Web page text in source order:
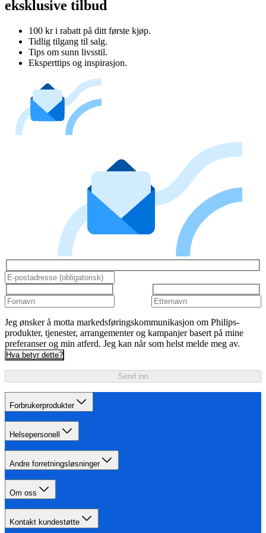
eksklusive tilbud
100 kr i rabatt på ditt første kjøp.
Tidlig tilgang til salg.
Tips om sunn livsstil.
Eksperttips og inspirasjon.
Jeg ønsker å motta markedsføringskommunikasjon om Philips-
produkter, tjenester, arrangementer og kampanjer basert på mine
preferanser og min atferd. Jeg kan når som helst melde meg av.
Hva betyr dette?
Send inn
Forbrukerprodukter
Helsepersonell
Andre forretningsløsninger
Om oss
Kontakt kundestøtte